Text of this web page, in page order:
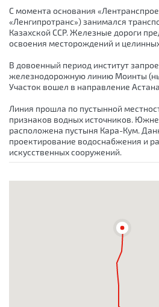
С момента основания
«Ленгипротранс») занимался
Казахской ССР. Железные дороги
освоения месторождений и
В довоенный период институт
железнодорожную линию Моинты
Участок вошел в направление
Линия прошла по пустынной
признаков водных источников.
расположена пустыня Кара-Кум.
проектирование водоснабжения и
искусственных сооружений.